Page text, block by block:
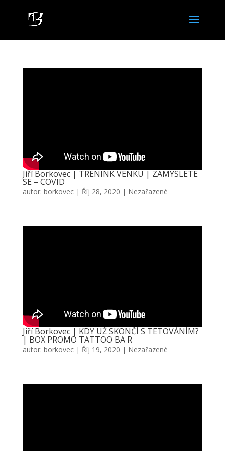
Jiří Borkovec | TRÉNINK VENKU | ZAMYSLETE
SE – COVID
autor: borkovec| Říj 28, 2020 | Nezařazené
Jiří Borkovec | KDY UŽ SKONČÍ S TETOVÁNÍM?
| BOX PROMO TATTOO BA R
autor: borkovec| Říj 19, 2020 | Nezařazené